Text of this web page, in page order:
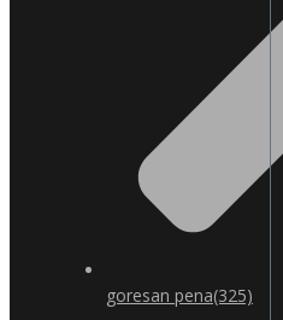
goresan pena(325)